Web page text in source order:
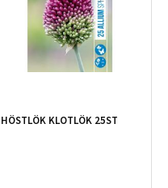
HÖSTLÖK KLOTLÖK 25ST